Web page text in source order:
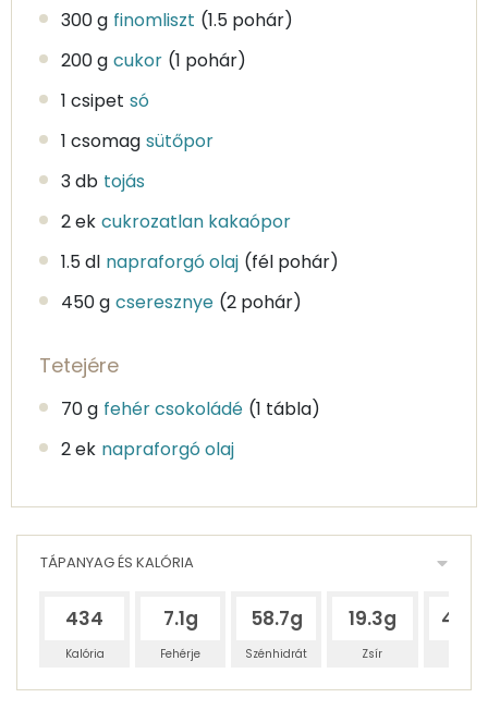
300 g finomliszt (1.5 pohár)
200 g cukor (1 pohár)
1 csipet só
1 csomag sütőpor
3 db tojás
2 ek cukrozatlan kakaópor
1.5 dl napraforgó olaj (fél pohár)
450 g cseresznye (2 pohár)
Tetejére
70 g fehér csokoládé (1 tábla)
2 ek napraforgó olaj
TÁPANYAG ÉS KALÓRIA
434
Kalória
7.1g
Fehérje
58.7g
Szénhidrát
19.3g
Zsír